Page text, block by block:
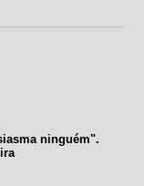
ninguém".